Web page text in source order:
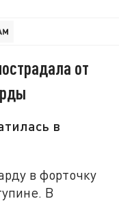
от
в
в форточку
В